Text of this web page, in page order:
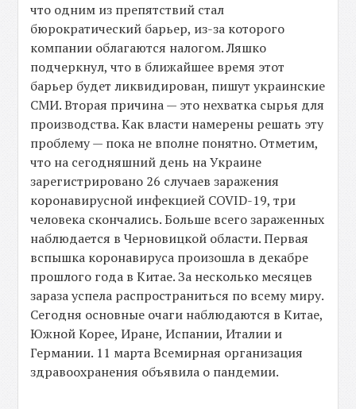
что одним из препятствий стал
бюрократический барьер, из-за которого
компании облагаются налогом. Ляшко
подчеркнул, что в ближайшее время этот
барьер будет ликвидирован, пишут украинские
СМИ. Вторая причина — это нехватка сырья для
производства. Как власти намерены решать эту
проблему — пока не вполне понятно. Отметим,
что на сегодняшний день на Украине
зарегистрировано 26 случаев заражения
коронавирусной инфекцией COVID-19, три
человека скончались. Больше всего зараженных
наблюдается в Черновицкой области. Первая
вспышка коронавируса произошла в декабре
прошлого года в Китае. За несколько месяцев
зараза успела распространиться по всему миру.
Сегодня основные очаги наблюдаются в Китае,
Южной Корее, Иране, Испании, Италии и
Германии. 11 марта Всемирная организация
здравоохранения объявила о пандемии.